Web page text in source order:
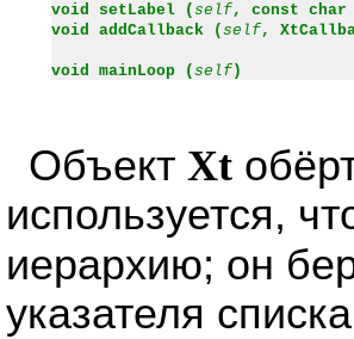
void setLabel ( self, const
void addCallback ( self,
void mainLoop ( self)
Объект Xt
используется,
иерархию; он
указателя